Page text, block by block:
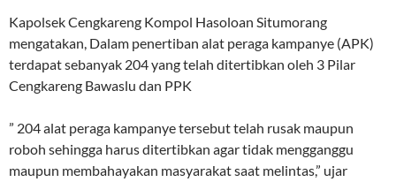
Kapolsek Cengkareng Kompol Hasoloan Situmorang
mengatakan, Dalam penertiban alat peraga kampanye (APK)
terdapat sebanyak 204 yang telah ditertibkan oleh 3 Pilar
Cengkareng Bawaslu dan PPK
” 204 alat peraga kampanye tersebut telah rusak maupun
roboh sehingga harus ditertibkan agar tidak mengganggu
maupun membahayakan masyarakat saat melintas,” ujar